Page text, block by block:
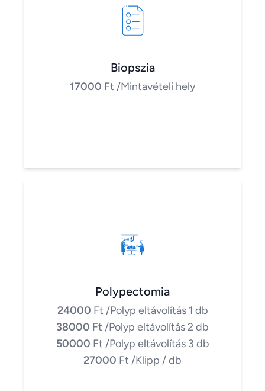
Biopszia
17000 Ft /Mintavételi hely
Polypectomia
24000 Ft /Polyp eltávolítás 1 db
38000 Ft /Polyp eltávolítás 2 db
50000 Ft /Polyp eltávolítás 3 db
27000 Ft /Klipp / db